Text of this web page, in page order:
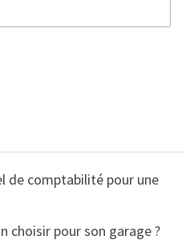
de comptabilité pour une
choisir pour son garage ?